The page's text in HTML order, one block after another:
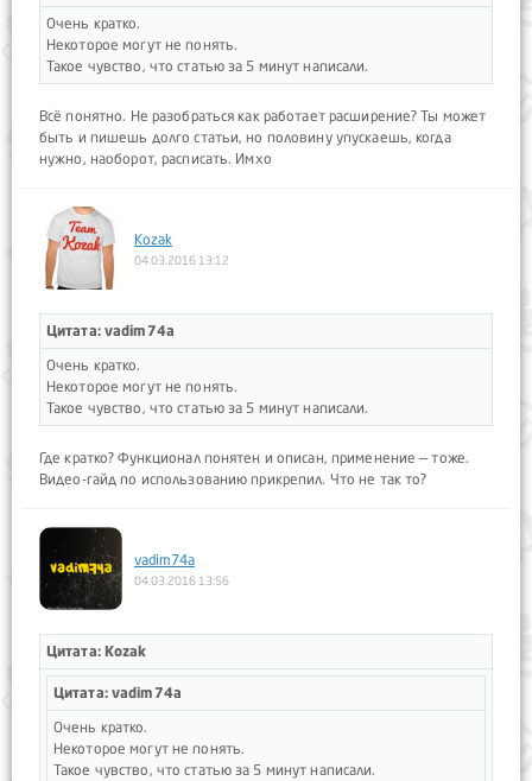
Очень кратко.
Некоторое могут не понять.
Такое чувство, что статью за 5 минут написали.
Всё понятно. Не разобраться как работает расширение? Ты может
быть и пишешь долго статьи, но половину упускаешь, когда
нужно, наоборот, расписать. Имхо
Kozak
04.03.2016 13:12
Цитата: vadim74a
Очень кратко.
Некоторое могут не понять.
Такое чувство, что статью за 5 минут написали.
Где кратко? Функционал понятен и описан, применение — тоже.
Видео-гайд по использованию прикрепил. Что не так то?
vadim74a
04.03.2016 13:56
Цитата: Kozak
Цитата: vadim74a
Очень кратко.
Некоторое могут не понять.
Такое чувство, что статью за 5 минут написали.